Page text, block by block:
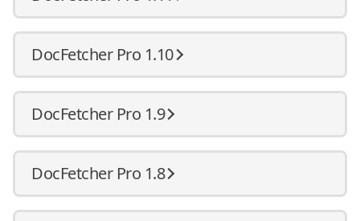
DocFetcher Pro 1.10
DocFetcher Pro 1.9
DocFetcher Pro 1.8